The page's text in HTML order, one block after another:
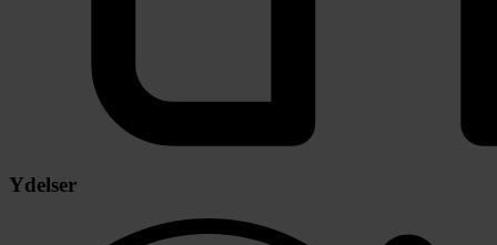
Ydelser